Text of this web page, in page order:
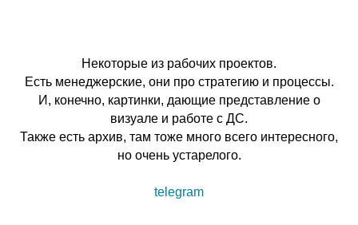
Некоторые из рабочих проектов.
Есть менеджерские, они про стратегию и процессы.
И, конечно, картинки, дающие представление о
визуале и работе с ДС.
Также есть архив, там тоже много всего интересного,
но очень устарелого.
telegram